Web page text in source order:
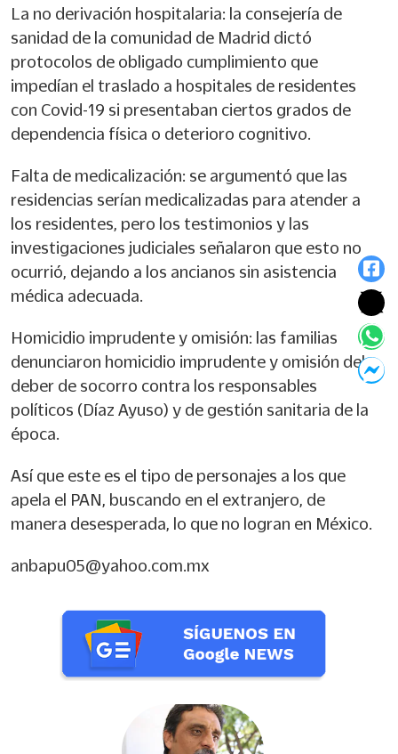
La no derivación hospitalaria: la consejería de
sanidad de la comunidad de Madrid dictó
protocolos de obligado cumplimiento que
impedían el traslado a hospitales de residentes
con Covid-19 si presentaban ciertos grados de
dependencia física o deterioro cognitivo.
Falta de medicalización: se argumentó que las
residencias serían medicalizadas para atender a
los residentes, pero los testimonios y las
investigaciones judiciales señalaron que esto no
ocurrió, dejando a los ancianos sin asistencia
médica adecuada.
Homicidio imprudente y omisión: las familias
denunciaron homicidio imprudente y omisión del
deber de socorro contra los responsables
políticos (Díaz Ayuso) y de gestión sanitaria de la
época.
Así que este es el tipo de personajes a los que
apela el PAN, buscando en el extranjero, de
manera desesperada, lo que no logran en México.
anbapu05@yahoo.com.mx